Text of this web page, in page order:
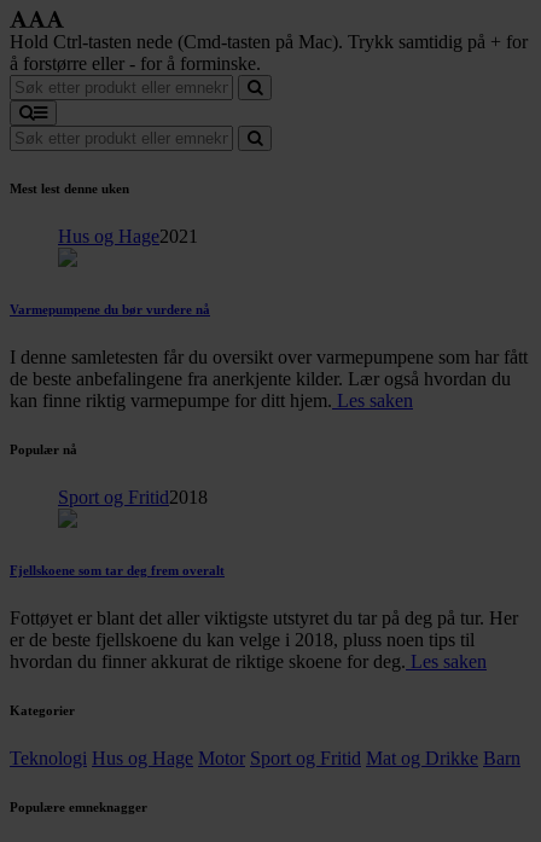
Hold Ctrl-tasten nede (Cmd-tasten på Mac). Trykk samtidig på + for
å forstørre eller - for å forminske.
Mest lest denne uken
Hus og Hage2021
Varmepumpene du bør vurdere nå
I denne samletesten får du oversikt over varmepumpene som har fått
de beste anbefalingene fra anerkjente kilder. Lær også hvordan du
kan finne riktig varmepumpe for ditt hjem. Les saken
Populær nå
Sport og Fritid2018
Fjellskoene som tar deg frem overalt
Fottøyet er blant det aller viktigste utstyret du tar på deg på tur. Her
er de beste fjellskoene du kan velge i 2018, pluss noen tips til
hvordan du finner akkurat de riktige skoene for deg. Les saken
Kategorier
Teknologi Hus og Hage Motor Sport og Fritid Mat og Drikke Barn
Populære emneknagger